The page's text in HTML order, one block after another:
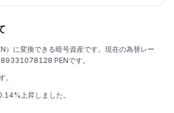
）に変換できる暗号資産です。現在の為替レー
PENです。
。
上昇しました。